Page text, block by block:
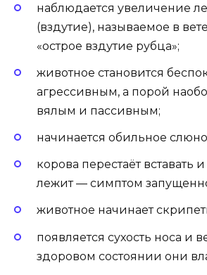
наблюдается увеличение
(вздутие), называемое в
«острое вздутие рубца»;
животное становится
агрессивным, а порой
вялым и пассивным;
начинается обильное
корова перестаёт вставать
лежит — симптом
животное начинает
появляется сухость носа и
здоровом состоянии они